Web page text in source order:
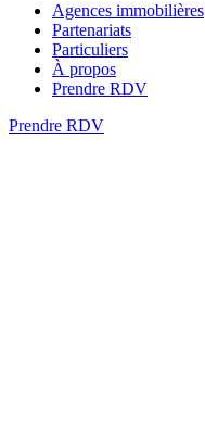
Agences immobilières
Partenariats
Particuliers
À propos
Prendre RDV
Prendre RDV